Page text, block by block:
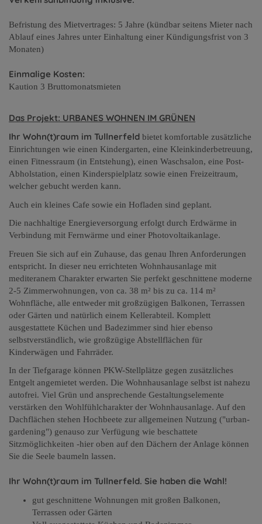
Befristung des Mietvertrages: 5 Jahre (kündbar seitens Mieter nach
Ablauf eines Jahres unter Einhaltung einer Kündigungsfrist von 3
Monaten)
Einmalige Kosten:
Kaution 3 Bruttomonatsmieten
Das Projekt: URBANES WOHNEN IM GRÜNEN
Ihr Wohn(t)raum im Tullnerfeld bietet komfortable zusätzliche
Einrichtungen wie einen Kindergarten, eine Kleinkinderbetreuung,
einen Fitnessraum (in Entstehung), einen Waschsalon, eine Post-
Abholstation, einen Kinderspielplatz sowie einen Freizeitraum,
welcher gebucht werden kann.
Auch ein kleines Cafe sowie ein Hofladen sind geplant.
Die nachhaltige Energieversorgung erfolgt durch Erdwärme in
Verbindung mit Fernwärme und einer Photovoltaikanlage.
Freuen Sie sich auf ein Zuhause, das genau Ihren Anforderungen
entspricht. In dieser neu errichteten Wohnhausanlage mit
mediteranem Charakter erwarten Sie perfekt geschnittene moderne
2-5 Zimmerwohnungen, von ca. 38 m² bis zu ca. 114 m²
Wohnfläche, alle entweder mit großzügigen Balkonen, Terrassen
oder Gärten und natürlich einem Kellerabteil. Komplett
ausgestattete Küchen und Badezimmer sind hier ebenso
selbstverständlich, wie großzügige Abstellflächen für
Kinderwägen und Fahrräder.
In der Tiefgarage können PKW-Stellplätze gegen zusätzliches
Entgelt angemietet werden. Die Wohnhausanlage selbst ist nahezu
autofrei. Viel Grün und ansprechende Gestaltungselemente
verstärken den Wohlfühlcharakter der Wohnhausanlage. Auf den
Dachflächen stehen Hochbeete zur allgemeinen Nutzung ("urban-
gardening") genauso zur Verfügung wie beschattete
Sitzmöglichkeiten -hier oben auf den Dächern der Anlage können
Sie die Seele baumeln lassen.
Ihr Wohn(t)raum im Tullnerfeld. Sie haben die Wahl!
gut geschnittene Wohnungen mit großen Balkonen,
Terrassen oder Gärten